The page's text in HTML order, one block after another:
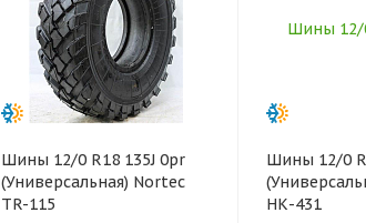
Шины 12/0 R18 135J 0pr
(Универсальная) Nortec
TR-115
Шины 12/0
НК-431